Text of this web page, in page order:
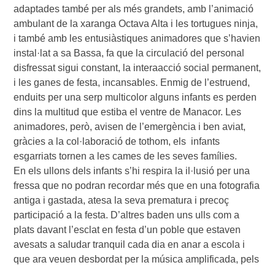
adaptades també per als més grandets, amb l’animació
ambulant de la xaranga Octava Alta i les tortugues ninja,
i també amb les entusiàstiques animadores que s’havien
instal·lat a sa Bassa, fa que la circulació del personal
disfressat sigui constant, la interaacció social permanent,
i les ganes de festa, incansables. Enmig de l’estruend,
enduits per una serp multicolor alguns infants es perden
dins la multitud que estiba el ventre de Manacor. Les
animadores, però, avisen de l’emergència i ben aviat,
gràcies a la col·laboració de tothom, els infants
esgarriats tornen a les cames de les seves famílies.
En els ullons dels infants s’hi respira la il·lusió per una
fressa que no podran recordar més que en una fotografia
antiga i gastada, atesa la seva prematura i precoç
participació a la festa. D’altres baden uns ulls com a
plats davant l’esclat en festa d’un poble que estaven
avesats a saludar tranquil cada dia en anar a escola i
que ara veuen desbordat per la música amplificada, pels